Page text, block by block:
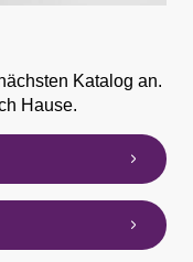
Katalog an.
Hause.